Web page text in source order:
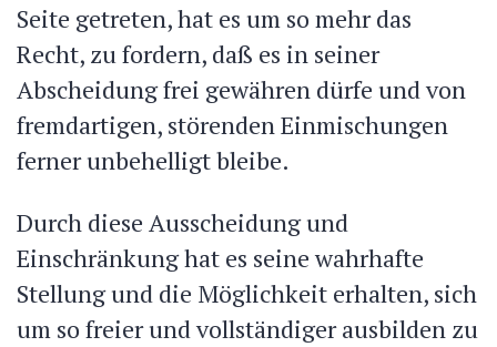
Seite getreten, hat es um so mehr das
Recht, zu fordern, daß es in seiner
Abscheidung frei gewähren dürfe und von
fremdartigen, störenden Einmischungen
ferner unbehelligt bleibe.
Durch diese Ausscheidung und
Einschränkung hat es seine wahrhafte
Stellung und die Möglichkeit erhalten, sich
um so freier und vollständiger ausbilden zu